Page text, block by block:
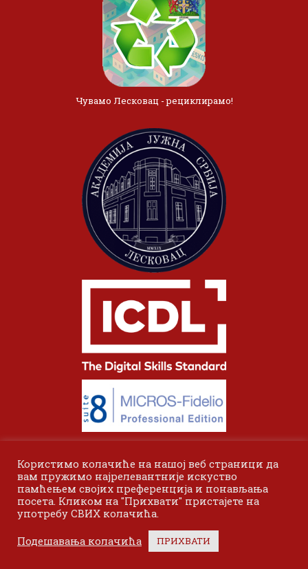
Чувамо Лесковац - рециклирамо!
© 2024 Одсек Висока пословна школа Лесковац. Сва права
задржана.
Користимо колачиће на нашој веб страници да
вам пружимо најрелевантније искуство
памћењем својих преференција и понављања
посета. Кликом на "Прихвати" пристајете на
употребу СВИХ колачића.
Подешавања колачића ПРИХВАТИ